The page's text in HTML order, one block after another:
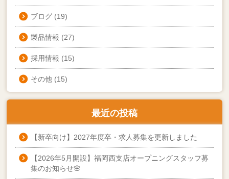
ブログ(19)
製品情報 (27)
採用情報 (15)
その他(15)
最近の投稿
【新卒向け】2027年度卒・求人募集を更新しました
【2026年5月開設】福岡西支店オープニングスタッフ募
集のお知らせ🌸